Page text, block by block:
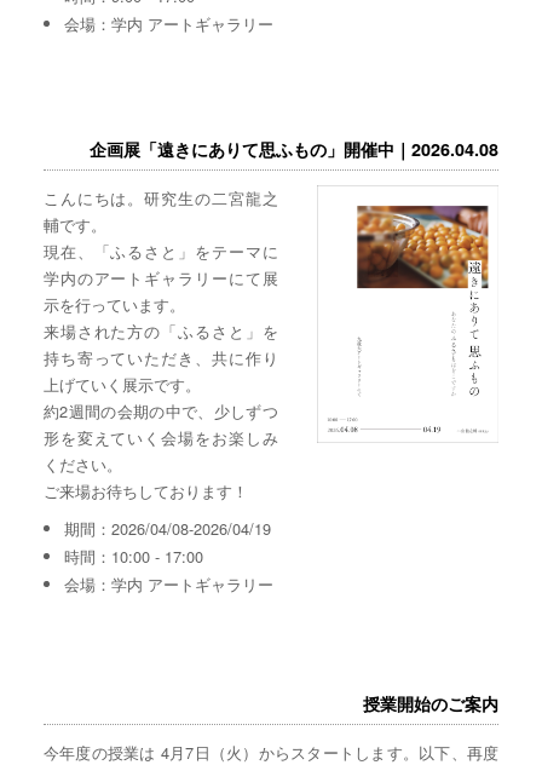
会場：学内 アートギャラリー
企画展「遠きにありて思ふもの」開催中｜2026.04.08
こんにちは。研究生の二宮龍之
輔です。
現在、「ふるさと」をテーマに
学内のアートギャラリーにて展
示を行っています。
来場された方の「ふるさと」を
持ち寄っていただき、共に作り
上げていく展示です。
約2週間の会期の中で、少しずつ
形を変えていく会場をお楽しみ
ください。
ご来場お待ちしております！
期間：2026/04/08-2026/04/19
時間：10:00 - 17:00
会場：学内 アートギャラリー
授業開始のご案内
今年度の授業は 4月7日（火）からスタートします。以下、再度